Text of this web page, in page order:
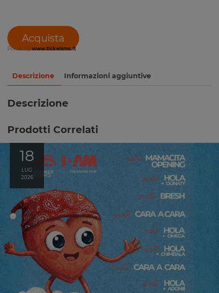
Acquista
Power by www.ticketsms.it
Descrizione Informazioni aggiuntive
Descrizione
Prodotti Correlati
18
LUG
2026